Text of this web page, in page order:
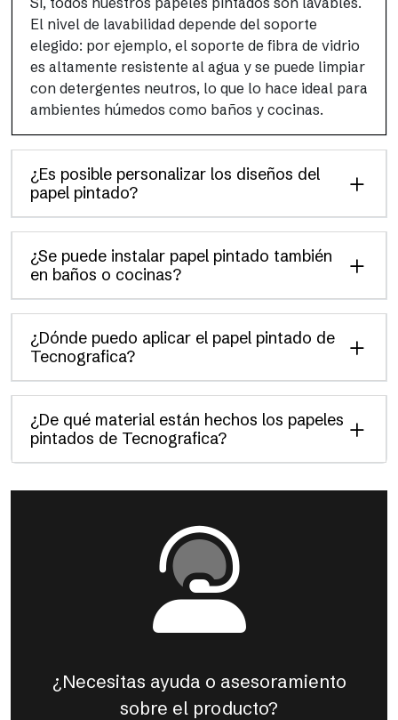
El nivel de lavabilidad depende del soporte
elegido: por ejemplo, el soporte de fibra de vidrio
es altamente resistente al agua y se puede limpiar
con detergentes neutros, lo que lo hace ideal para
ambientes húmedos como baños y cocinas.
¿Es posible personalizar los diseños del
papel pintado?
¿Se puede instalar papel pintado también
en baños o cocinas?
¿Dónde puedo aplicar el papel pintado de
Tecnografica?
¿De qué material están hechos los papeles
pintados de Tecnografica?
¿Necesitas ayuda o asesoramiento
sobre el producto?